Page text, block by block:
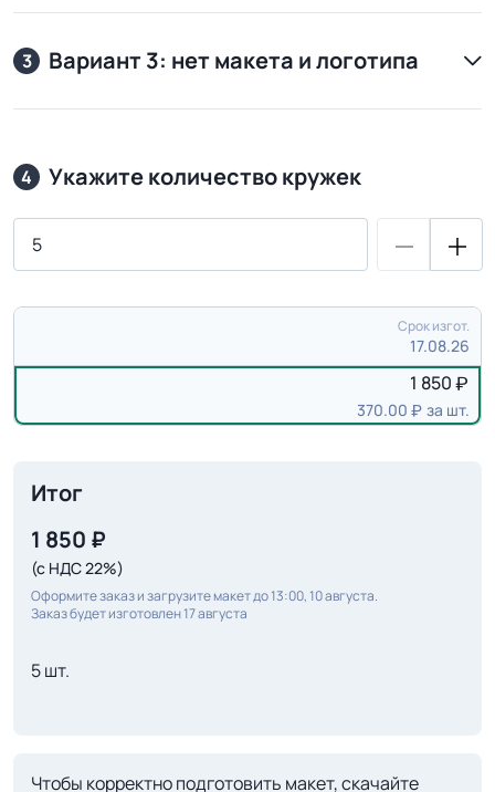
3 Вариант 3: нет макета и логотипа
4 Укажите количество кружек
Срок изгот.
17.08.26
1 850
370.00 за шт.
Итог
1 850 ₽
(с НДС 22%)
Оформите заказ и загрузите макет до 13:00, 10 августа.
Заказ будет изготовлен 17 августа
5 шт.
Чтобы корректно подготовить макет, скачайте